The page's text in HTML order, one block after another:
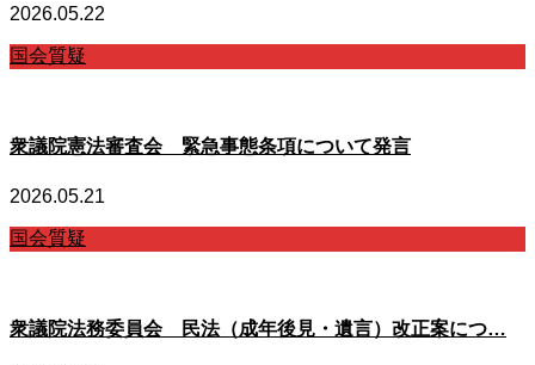
2026.05.22
国会質疑
衆議院憲法審査会 緊急事態条項について発言
2026.05.21
国会質疑
衆議院法務委員会 民法（成年後見・遺言）改正案につ…